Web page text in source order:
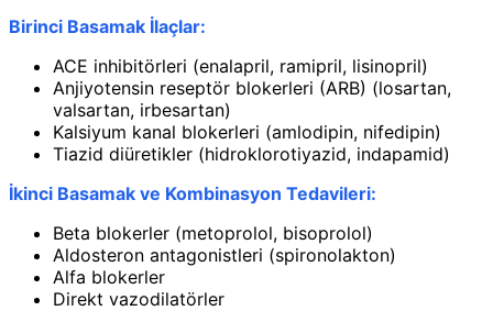
Birinci Basamak İlaçlar:
ACE inhibitörleri (enalapril, ramipril, lisinopril)
Anjiyotensin reseptör blokerleri (ARB) (losartan,
valsartan, irbesartan)
Kalsiyum kanal blokerleri (amlodipin, nifedipin)
Tiazid diüretikler (hidroklorotiyazid, indapamid)
İkinci Basamak ve Kombinasyon Tedavileri:
Beta blokerler (metoprolol, bisoprolol)
Aldosteron antagonistleri (spironolakton)
Alfa blokerler
Direkt vazodilatörler